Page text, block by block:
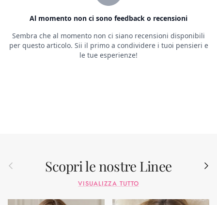
Indietro Scopri le nostre Linee
VISUALIZZA TUTTO